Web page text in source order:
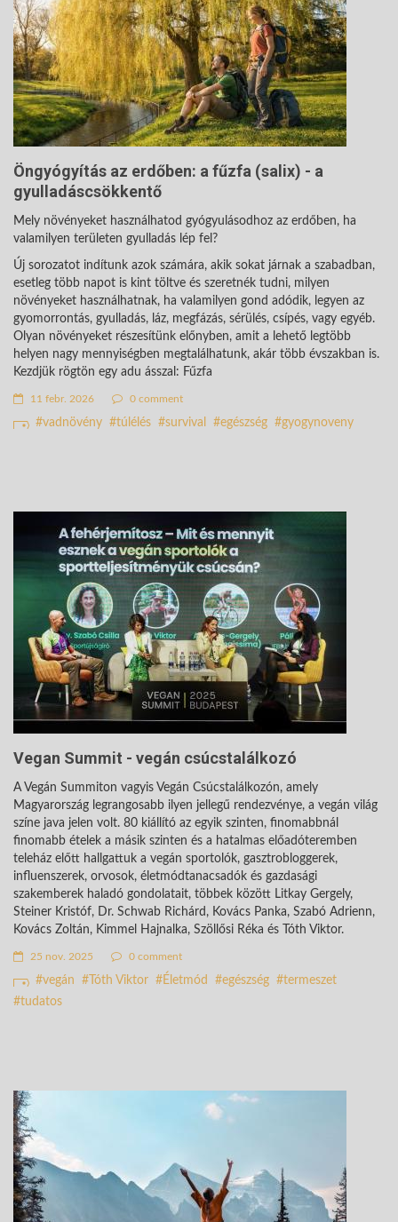
Öngyógyítás az erdőben: a fűzfa (salix) - a
gyulladáscsökkentő
Mely növényeket használhatod gyógyulásodhoz az erdőben, ha
valamilyen területen gyulladás lép fel?
Új sorozatot indítunk azok számára, akik sokat járnak a szabadban,
esetleg több napot is kint töltve és szeretnék tudni, milyen
növényeket használhatnak, ha valamilyen gond adódik, legyen az
gyomorrontás, gyulladás, láz, megfázás, sérülés, csípés, vagy egyéb.
Olyan növényeket részesítünk előnyben, amit a lehető legtöbb
helyen nagy mennyiségben megtalálhatunk, akár több évszakban is.
Kezdjük rögtön egy adu ásszal: Fűzfa
11 febr. 2026 0 comment
vadnövény túlélés survival egészség gyogynoveny
Vegan Summit - vegán csúcstalálkozó
A Vegán Summiton vagyis Vegán Csúcstalálkozón, amely
Magyarország legrangosabb ilyen jellegű rendezvénye, a vegán világ
színe java jelen volt. 80 kiállító az egyik szinten, finomabbnál
finomabb ételek a másik szinten és a hatalmas előadóteremben
teleház előtt hallgattuk a vegán sportolók, gasztrobloggerek,
influenszerek, orvosok, életmódtanacsadók és gazdasági
szakemberek haladó gondolatait, többek között Litkay Gergely,
Steiner Kristóf, Dr. Schwab Richárd, Kovács Panka, Szabó Adrienn,
Kovács Zoltán, Kimmel Hajnalka, Szöllősi Réka és Tóth Viktor.
25 nov. 2025 0 comment
vegán Tóth Viktor Életmód egészség
termeszet
tudatos